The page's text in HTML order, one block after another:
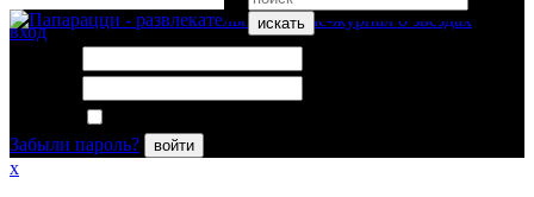
искать
вход
Забыли пароль?
войти
x